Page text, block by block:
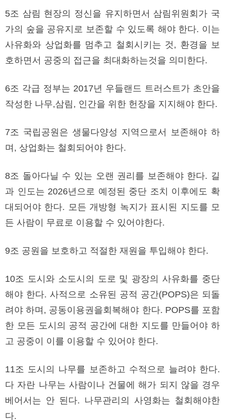
5조 삼림 현장의 정신을 유지하면서 삼림위원회가 국
가의 숲을 공유지로 보존할 수 있도록 해야 한다. 이는
사유화와 상업화를 멈추고 철회시키는 것, 환경을 보
호하면서 공중의 접근을 최대화하는것을 의미한다.
6조 각급 정부는 2017년 우들랜드 트러스트가 초안을
작성한 나무,삼림, 인간을 위한 헌장을 지지해야 한다.
7조 국립공원은 생물다양성 지역으로서 보존해야 하
며, 상업화는 철회되어야 한다.
8조 돌아다닐 수 있는 오랜 권리를 보존해야 한다. 길
과 인도는 2026년으로 예정된 중단 조치 이후에도 확
대되어야 한다. 모든 개방형 녹지가 표시된 지도를 모
든 사람이 무료로 이용할 수 있어야한다.
9조 공원을 보호하고 적절한 재원을 투입해야 한다.
10조 도시와 소도시의 도로 및 광장의 사유화를 중단
해야 한다. 사적으로 소유된 공적 공간(POPS)은 되돌
려야 하며, 공동이용권을회복해야 한다. POPS를 포함
한 모든 도시의 공적 공간에 대한 지도를 만들어야 하
고 공중이 이를 이용할 수 있어야 한다.
11조 도시의 나무를 보존하고 수적으로 늘려야 한다.
다 자란 나무는 사람이나 건물에 해가 되지 않을 경우
베어서는 안 된다. 나무관리의 사영화는 철회해야한
다.